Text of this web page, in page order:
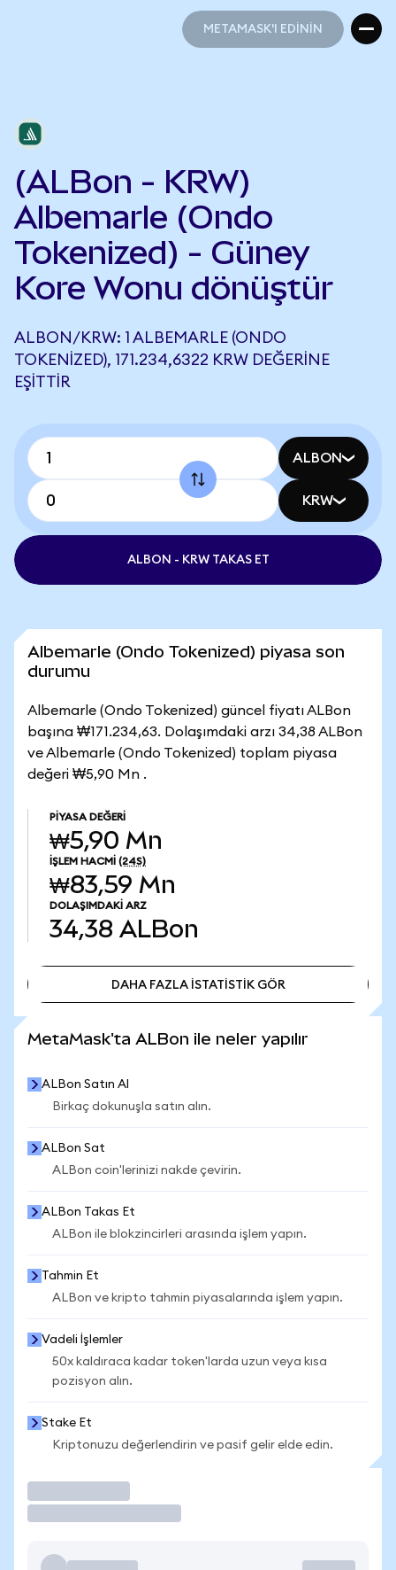
METAMASK'I EDİNİN
(ALBon - KRW)
Albemarle (Ondo
Tokenized) - Güney
Kore Wonu dönüştür
ALBON/KRW: 1 ALBEMARLE (ONDO
TOKENIZED), 171.234,6322 KRW DEĞERINE
EŞITTIR
ALBON
KRW
ALBON - KRW TAKAS ET
Albemarle (Ondo Tokenized) piyasa son
durumu
Albemarle (Ondo Tokenized) güncel fiyatı ALBon
başına ₩171.234,63. Dolaşımdaki arzı 34,38 ALBon
ve Albemarle (Ondo Tokenized) toplam piyasa
değeri ₩5,90 Mn .
PIYASA DEĞERI
₩5,90 Mn
İŞLEM HACMI (24S)
₩83,59 Mn
DOLAŞIMDAKI ARZ
34,38 ALBon
DAHA FAZLA İSTATİSTİK GÖR
MetaMask'ta ALBon ile neler yapılır
ALBon Satın Al
Birkaç dokunuşla satın alın.
ALBon Sat
ALBon coin'lerinizi nakde çevirin.
ALBon Takas Et
ALBon ile blokzincirleri arasında işlem yapın.
Tahmin Et
ALBon ve kripto tahmin piyasalarında işlem yapın.
Vadeli İşlemler
50x kaldıraca kadar token'larda uzun veya kısa
pozisyon alın.
Stake Et
Kriptonuzu değerlendirin ve pasif gelir elde edin.